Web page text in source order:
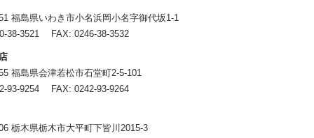
福島県いわき市小名浜岡小名字御代坂1-1
38-3521 FAX: 0246-38-3532
福島県会津若松市石堂町2-5-101
93-9254 FAX: 0242-93-9264
栃木県栃木市大平町下皆川2015-3